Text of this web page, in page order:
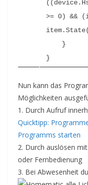
>= 0) &&
}
}
Nun kann das
Möglichkeiten
1. Durch Aufruf
Quicktipp:
Programms starten
2. Durch auslösen
oder Fernbedienung
3. Bei Abwesenheit